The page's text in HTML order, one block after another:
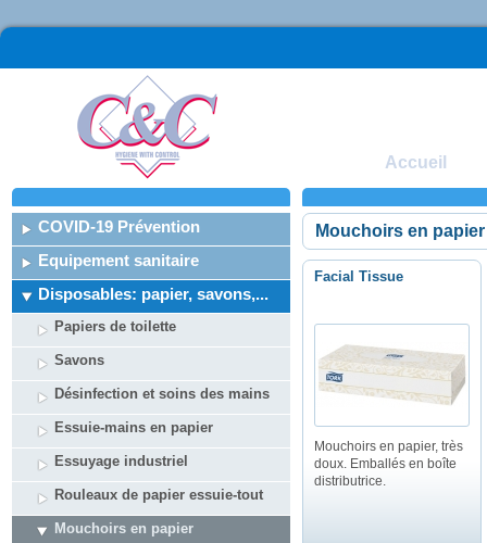
Accueil
COVID-19 Prévention
Equipement sanitaire
Disposables: papier, savons,...
Papiers de toilette
Savons
Désinfection et soins des mains
Essuie-mains en papier
Essuyage industriel
Rouleaux de papier essuie-tout
Mouchoirs en papier
Mouchoirs en papier
Facial Tissue
Mouchoirs en papier, très
doux. Emballés en boîte
distributrice.